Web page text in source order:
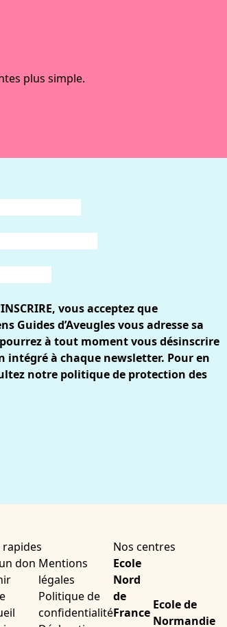
plus simple.
vous acceptez que
Guides d’Aveugles vous adresse sa
à tout moment vous désinscrire
intégré à chaque newsletter. Pour en
notre politique de protection des
rapides
don Mentions
légales
Politique de
confidentialité
Nos centres
Ecole
Nord
de
France
Ecole de
Normandie